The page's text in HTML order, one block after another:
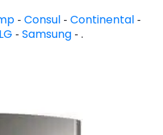
- Consul - Continental -
LG - Samsung- .